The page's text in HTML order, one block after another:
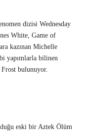
dizisi Wednesday
White, Game of
kazınan Michelle
yapımlarla bilinen
bulunuyor.
eski bir Aztek Ölüm